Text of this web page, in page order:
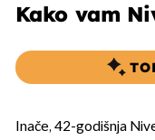
Kako vam
Inače, 42-godišnja